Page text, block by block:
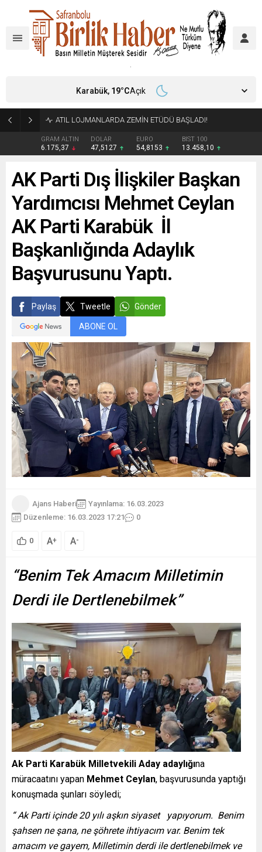
ATIL LOJMANLARDA ZEMİN ETÜDÜ BAŞLADI!
GRAM ALTIN
6.175,37
DOLAR
47,5127
EURO
54,8153
BIST 100
13.458,10
Karabük, 19°CAçık
AK Parti Dış İlişkiler Başkan
Yardımcısı Mehmet Ceylan
AK Parti Karabük İl
Başkanlığında Adaylık
Başvurusunu Yaptı.
Paylaş Tweetle Gönder
ABONE OL
Ajans Haberi
Yayınlama: 16.03.2023
Düzenleme: 16.03.2023 17:21
0
0 A+ A-
“Benim Tek Amacım Milletimin
Derdi ile Dertlenebilmek”
Ak Parti Karabük Milletvekili Aday adaylığına
müracaatını yapan Mehmet Ceylan, başvurusunda yaptığı
konuşmada şunları söyledi;
“ Ak Parti içinde 20 yılı aşkın siyaset yapıyorum. Benim
şahsen ne şana, ne şöhrete ihtiyacım var. Benim tek
amacım ve gayem, Milletimin derdi ile dertlenebilmek ve